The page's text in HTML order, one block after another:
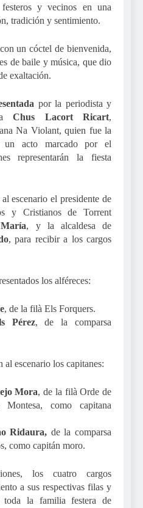
festeros y vecinos en una
tradición y sentimiento.
un cóctel de bienvenida,
de baile y música, que dio
exaltación.
por la periodista y
Chus Lacort Ricart,
Na Violant, quien fue la
un acto marcado por el
representarán la fiesta
escenario el presidente de
y Cristianos de Torrent
, y la alcaldesa de
, para recibir a los cargos
los alféreces:
, de la filà Els Forquers.
Pérez, de la comparsa
al escenario los capitanes:
Mora, de la filà Orde de
como capitana
Ridaura, de la comparsa
como capitán moro.
los cuatro cargos
a sus respectivas filas y
toda la familia festera de